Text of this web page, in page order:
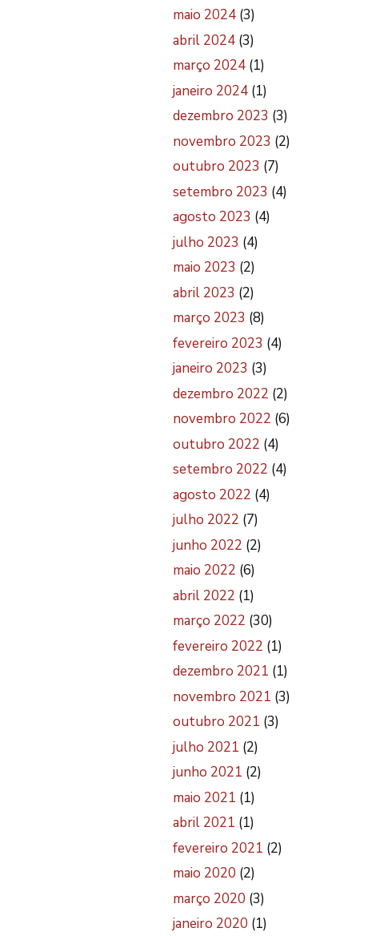
maio 2024 (3)
abril 2024 (3)
março 2024 (1)
janeiro 2024 (1)
dezembro 2023 (3)
novembro 2023 (2)
outubro 2023 (7)
setembro 2023 (4)
agosto 2023 (4)
julho 2023 (4)
maio 2023 (2)
abril 2023 (2)
março 2023 (8)
fevereiro 2023 (4)
janeiro 2023 (3)
dezembro 2022 (2)
novembro 2022 (6)
outubro 2022 (4)
setembro 2022 (4)
agosto 2022 (4)
julho 2022 (7)
junho 2022 (2)
maio 2022 (6)
abril 2022 (1)
março 2022 (30)
fevereiro 2022 (1)
dezembro 2021 (1)
novembro 2021 (3)
outubro 2021 (3)
julho 2021 (2)
junho 2021 (2)
maio 2021 (1)
abril 2021 (1)
fevereiro 2021 (2)
maio 2020 (2)
março 2020 (3)
janeiro 2020 (1)